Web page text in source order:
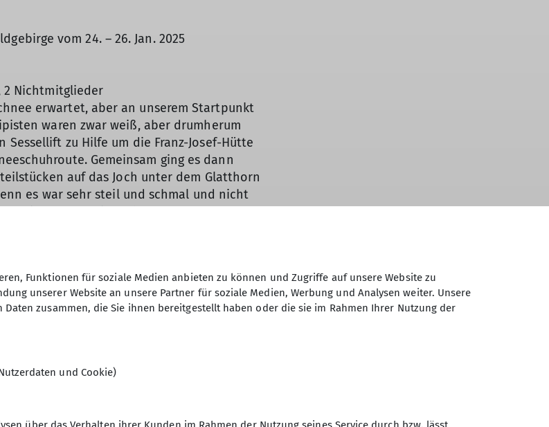
vom 24. – 26. Jan. 2025
2 Nichtmitglieder
erwartet, aber an unserem Startpunkt
waren zwar weiß, aber drumherum
zu Hilfe um die Franz-Josef-Hütte
Gemeinsam ging es dann
auf das Joch unter dem Glatthorn
es war sehr steil und schmal und nicht
eine gute Figur. Nach einer kurzen
einer kurzen Fahrt mit dem Auto starteten
(2066 m). Wer noch Probleme mit dem
Stunde reichlich Gelegenheit zum
ohne Schnee.Die große Truppe stieg
wurde weiter unten auf einer Alm
prophezeite ab Mittag Sonne.
einer steilen Straße mit seifigem Schnee
Funktionen für soziale Medien anbieten zu können und Zugriffe auf unsere Website zu
unserer Website an unsere Partner für soziale Medien, Werbung und Analysen weiter. Unsere
zusammen, die Sie ihnen bereitgestellt haben oder die sie im Rahmen Ihrer Nutzung der
und Cookie)